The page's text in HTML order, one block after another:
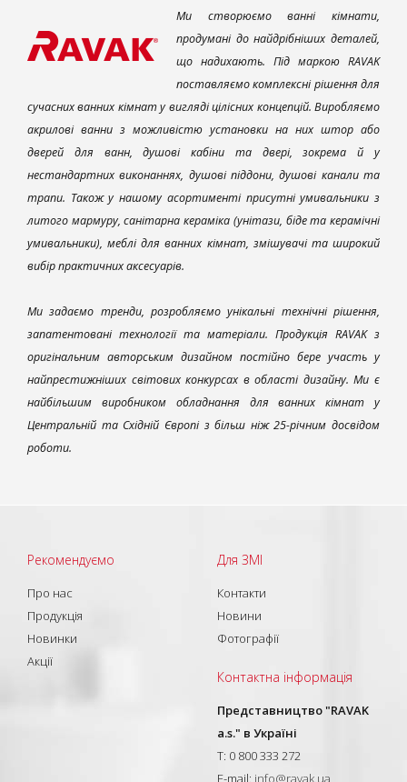
Ми створюємо ванні кімнати,
продумані до найдрібніших деталей,
що надихають. Під маркою RAVAK
поставляємо комплексні рішення для
сучасних ванних кімнат у вигляді цілісних концепцій. Виробляємо
акрилові ванни з можливістю установки на них штор або
дверей для ванн, душові кабіни та двері, зокрема й у
нестандартних виконаннях, душові піддони, душові канали та
трапи. Також у нашому асортименті присутні умивальники з
литого мармуру, санітарна кераміка (унітази, біде та керамічні
умивальники), меблі для ванних кімнат, змішувачі та широкий
вибір практичних аксесуарів.
Ми задаємо тренди, розробляємо унікальні технічні рішення,
запатентовані технології та матеріали. Продукція RAVAK з
оригінальним авторським дизайном постійно бере участь у
найпрестижніших світових конкурсах в області дизайну. Ми є
найбільшим виробником обладнання для ванних кімнат у
Центральній та Східній Європі з більш ніж 25-річним досвідом
роботи.
Рекомендуємо
Про нас
Продукція
Новинки
Акції
Для ЗМІ
Контакти
Новини
Фотографії
Контактна інформація
Представництво "RAVAK
a.s." в Україні
T: 0 800 333 272
E-mail: info@ravak.ua